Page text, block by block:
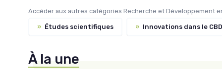
Accéder aux autres catégories Recherche et Développement
» Études scientifiques » Innovations dans le CBD
À la une